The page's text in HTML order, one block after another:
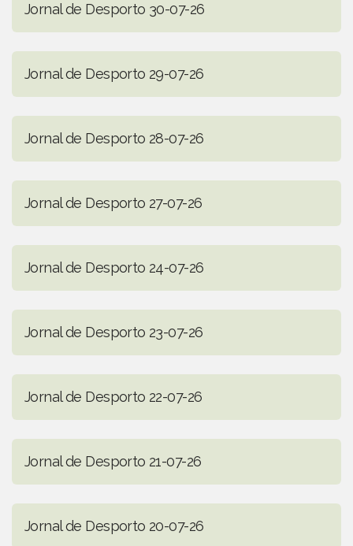
Jornal de Desporto 30-07-26
Jornal de Desporto 29-07-26
Jornal de Desporto 28-07-26
Jornal de Desporto 27-07-26
Jornal de Desporto 24-07-26
Jornal de Desporto 23-07-26
Jornal de Desporto 22-07-26
Jornal de Desporto 21-07-26
Jornal de Desporto 20-07-26